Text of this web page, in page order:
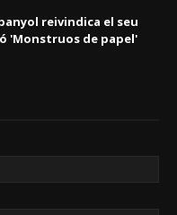
reivindica el seu
'Monstruos de papel'